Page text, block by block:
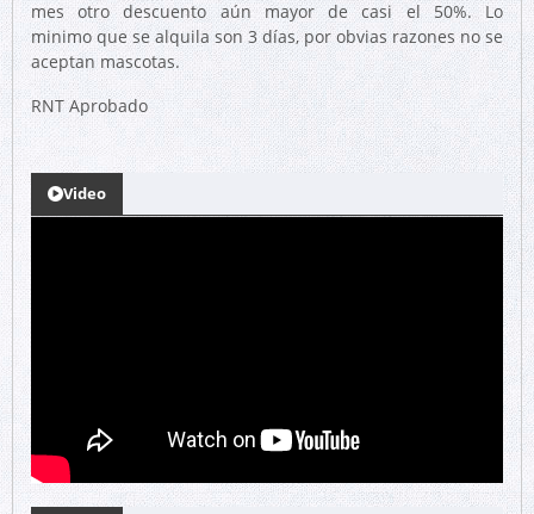
mes otro descuento aún mayor de casi el 50%. Lo
minimo que se alquila son 3 días, por obvias razones no se
aceptan mascotas.
RNT Aprobado
Video